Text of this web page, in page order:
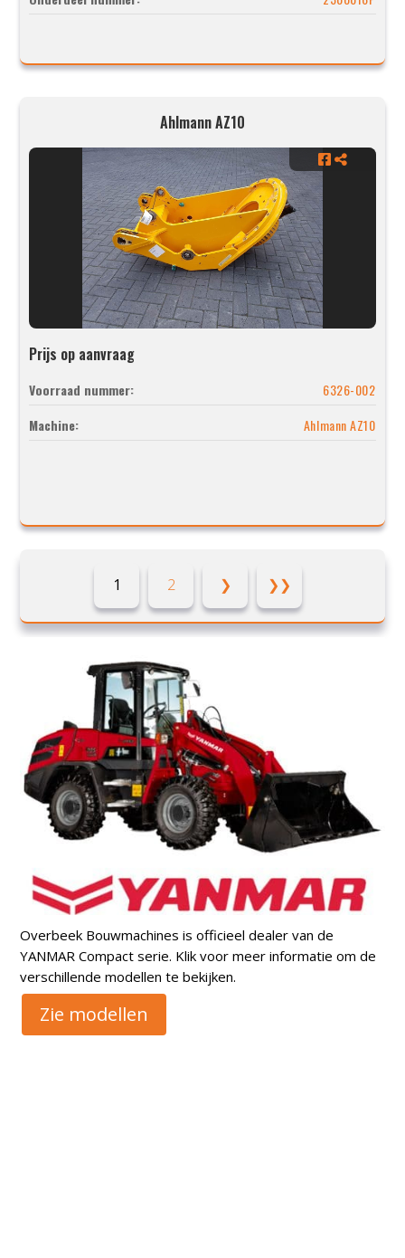
Ahlmann AZ10
Prijs op aanvraag
Voorraad nummer:
6326-002
Machine:
Ahlmann AZ10
1 2 ❯ ❯❯
Overbeek Bouwmachines is officieel dealer van de
YANMAR Compact serie. Klik voor meer informatie om de
verschillende modellen te bekijken.
Zie modellen